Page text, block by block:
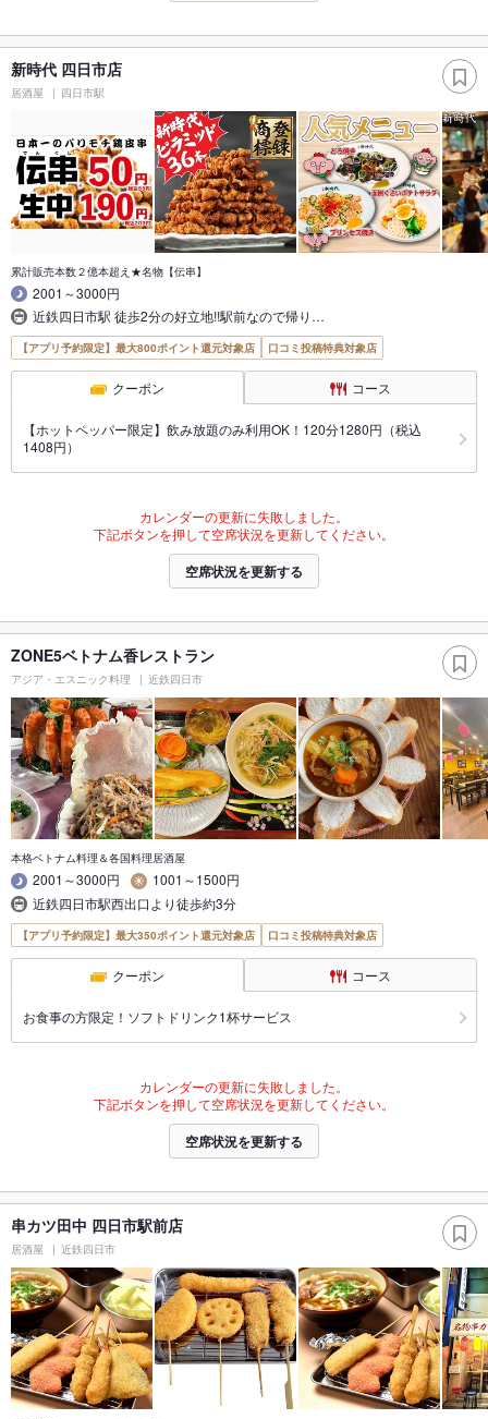
新時代 四日市店
居酒屋 四日市駅
累計販売本数２億本超え★名物【伝串】
2001～3000円
近鉄四日市駅 徒歩2分の好立地!!駅前なので帰り…
【アプリ予約限定】最大800ポイント還元対象店 口コミ投稿特典対象店
クーポン コース
【ホットペッパー限定】飲み放題のみ利用OK！120分1280円（税込
1408円）
カレンダーの更新に失敗しました。
下記ボタンを押して空席状況を更新してください。
空席状況を更新する
ZONE5ベトナム香レストラン
アジア・エスニック料理 近鉄四日市
本格ベトナム料理＆各国料理居酒屋
2001～3000円
1001～1500円
近鉄四日市駅西出口より徒歩約3分
【アプリ予約限定】最大350ポイント還元対象店 口コミ投稿特典対象店
クーポン コース
お食事の方限定！ソフトドリンク1杯サービス
カレンダーの更新に失敗しました。
下記ボタンを押して空席状況を更新してください。
空席状況を更新する
串カツ田中 四日市駅前店
居酒屋 近鉄四日市